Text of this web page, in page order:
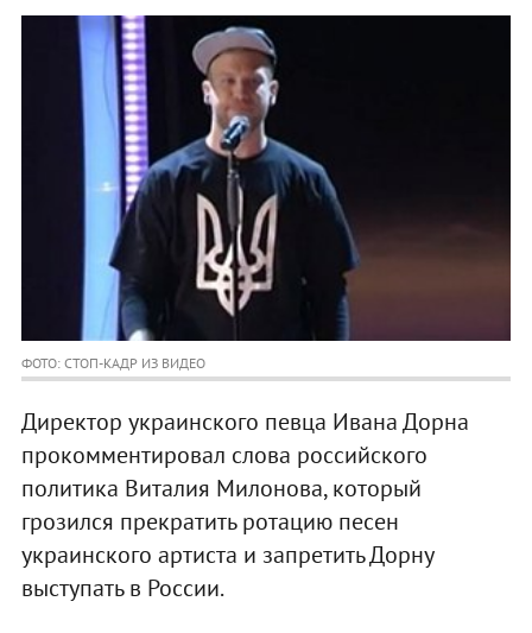
ФОТО: СТОП-КАДР ИЗ ВИДЕО
Директор украинского певца Ивана Дорна
прокомментировал слова российского
политика Виталия Милонова, который
грозился прекратить ротацию песен
украинского артиста и запретить Дорну
выступать в России.